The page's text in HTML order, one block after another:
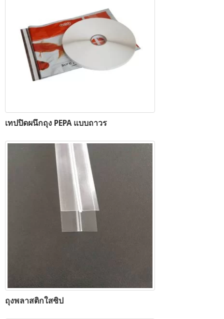
เทปปิดผนึกถุง PEPA แบบถาวร
ถุงพลาสติกใสซิป